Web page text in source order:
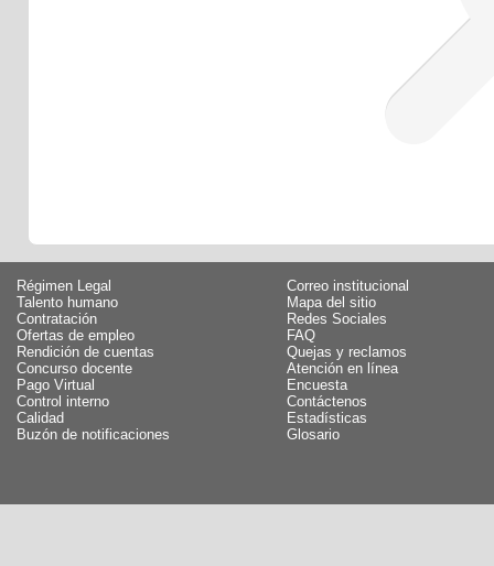
Régimen Legal
Talento humano
Contratación
Ofertas de empleo
Rendición de cuentas
Concurso docente
Pago Virtual
Control interno
Calidad
Buzón de notificaciones
Correo institucional
Mapa del sitio
Redes Sociales
FAQ
Quejas y reclamos
Atención en línea
Encuesta
Contáctenos
Estadísticas
Glosario